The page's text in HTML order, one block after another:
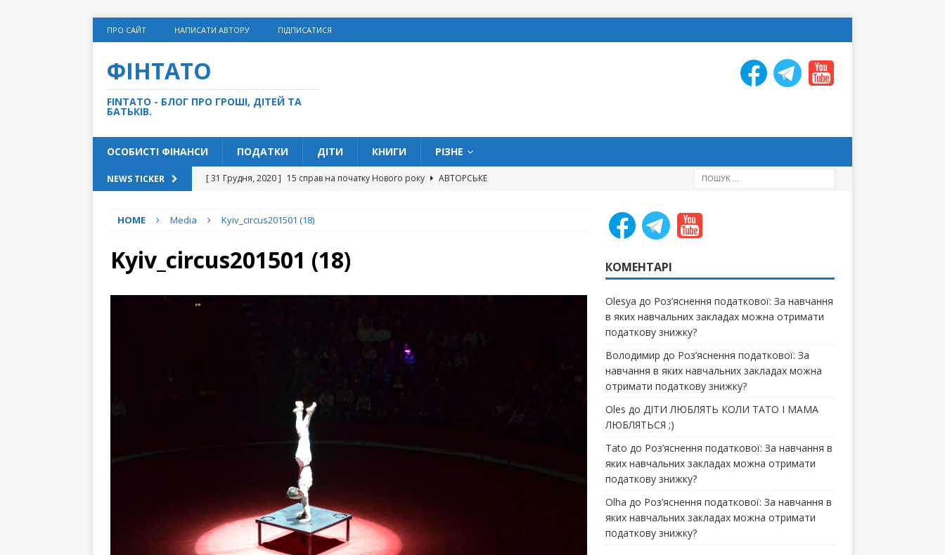
ПРО САЙТ НАПИСАТИ АВТОРУ ПІДПИСАТИСЯ
ФІНТАТО
FINTATO - БЛОГ ПРО ГРОШІ, ДІТЕЙ ТА
БАТЬКІВ.
ОСОБИСТІ ФІНАНСИ ПОДАТКИ ДІТИ КНИГИ РІЗНЕ
NEWS TICKER [ 31 Грудня, 2020 ] 15 справ на початку Нового року
АВТОРСЬКЕ
[ 27 Листопада, 2020 ] “Солодке життя” та кишенькові гроші
[ 10 Листопада, 2020 ]
Чи можна позичати гроші в школі?
5 грошових помилок, яких слід уникати жінкам
ФІНАНСИ
HOME Media Kyiv_circus201501 (18)
Kyiv_circus201501 (18) КОМЕНТАРІ
Olesya до Роз’яснення податкової: За навчання
в яких навчальних закладах можна отримати
податкову знижку?
Володимир до Роз’яснення податкової: За
навчання в яких навчальних закладах можна
отримати податкову знижку?
Oles до ДІТИ ЛЮБЛЯТЬ КОЛИ ТАТО І МАМА
ЛЮБЛЯТЬСЯ ;)
Tato до Роз’яснення податкової: За навчання в
яких навчальних закладах можна отримати
податкову знижку?
Olha до Роз’яснення податкової: За навчання в
яких навчальних закладах можна отримати
податкову знижку?